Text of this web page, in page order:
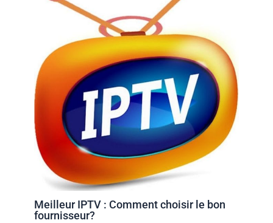
Meilleur IPTV : Comment choisir le bon
fournisseur?